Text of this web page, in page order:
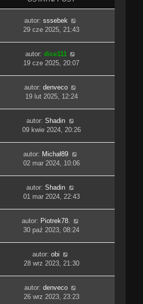
autor: sssebek
29 cze 2025, 21:43
autor: dice111
19 cze 2025, 20:07
autor: denveco
19 lut 2025, 12:24
autor:Shadin
09 kwie 2024, 20:26
autor: Michał89
02 mar 2024, 10:06
autor:Shadin
01 mar 2024, 22:43
autor: Piotrek78.
30 paź 2023, 08:24
autor: obi
28 wrz 2023, 21:30
autor: denveco
26 wrz 2023, 23:23